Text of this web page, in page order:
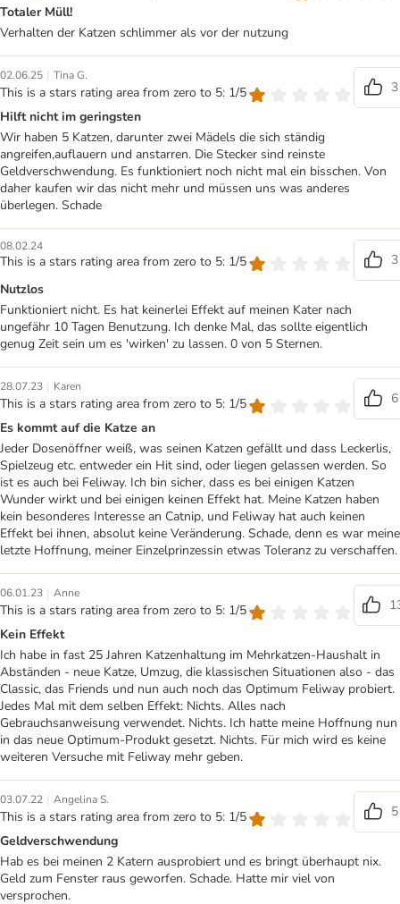
Totaler Müll!
Verhalten der Katzen schlimmer als vor der nutzung
02.06.25 | Tina G.
This is a stars rating area from zero to 5: 1/5
3
Hilft nicht im geringsten
Wir haben 5 Katzen, darunter zwei Mädels die sich ständig
angreifen,auflauern und anstarren. Die Stecker sind reinste
Geldverschwendung. Es funktioniert noch nicht mal ein bisschen. Von
daher kaufen wir das nicht mehr und müssen uns was anderes
überlegen. Schade
08.02.24
This is a stars rating area from zero to 5: 1/5
3
Nutzlos
Funktioniert nicht. Es hat keinerlei Effekt auf meinen Kater nach
ungefähr 10 Tagen Benutzung. Ich denke Mal, das sollte eigentlich
genug Zeit sein um es 'wirken' zu lassen. 0 von 5 Sternen.
28.07.23 | Karen
This is a stars rating area from zero to 5: 1/5
6
Es kommt auf die Katze an
Jeder Dosenöffner weiß, was seinen Katzen gefällt und dass Leckerlis,
Spielzeug etc. entweder ein Hit sind, oder liegen gelassen werden. So
ist es auch bei Feliway. Ich bin sicher, dass es bei einigen Katzen
Wunder wirkt und bei einigen keinen Effekt hat. Meine Katzen haben
kein besonderes Interesse an Catnip, und Feliway hat auch keinen
Effekt bei ihnen, absolut keine Veränderung. Schade, denn es war meine
letzte Hoffnung, meiner Einzelprinzessin etwas Toleranz zu verschaffen.
06.01.23 | Anne
This is a stars rating area from zero to 5: 1/5
Kein Effekt
Ich habe in fast 25 Jahren Katzenhaltung im Mehrkatzen-Haushalt in
Abständen - neue Katze, Umzug, die klassischen Situationen also - das
Classic, das Friends und nun auch noch das Optimum Feliway probiert.
Jedes Mal mit dem selben Effekt: Nichts. Alles nach
Gebrauchsanweisung verwendet. Nichts. Ich hatte meine Hoffnung nun
in das neue Optimum-Produkt gesetzt. Nichts. Für mich wird es keine
weiteren Versuche mit Feliway mehr geben.
03.07.22 | Angelina S.
This is a stars rating area from zero to 5: 1/5
5
Geldverschwendung
Hab es bei meinen 2 Katern ausprobiert und es bringt überhaupt nix.
Geld zum Fenster raus geworfen. Schade. Hatte mir viel von
versprochen.